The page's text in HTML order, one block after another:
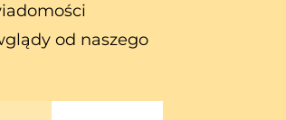
od naszego